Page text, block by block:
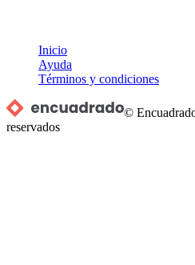
Inicio
Ayuda
Términos y condiciones
©
reservados